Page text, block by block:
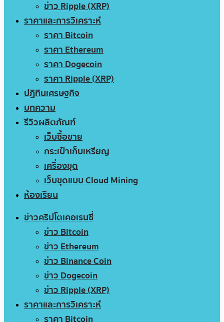
ข่าว Ripple (XRP)
ราคาและการวิเคราะห์
ราคา Bitcoin
ราคา Ethereum
ราคา Dogecoin
ราคา Ripple (XRP)
ปฏิทินเศรษฐกิจ
บทความ
รีวิวผลิตภัณฑ์
เว็บซื้อขาย
กระเป๋าเก็บเหรียญ
เครื่องขุด
เว็บขุดแบบ Cloud Mining
ห้องเรียน
ข่าวคริปโตเคอเรนซี่
ข่าว Bitcoin
ข่าว Ethereum
ข่าว Binance Coin
ข่าว Dogecoin
ข่าว Ripple (XRP)
ราคาและการวิเคราะห์